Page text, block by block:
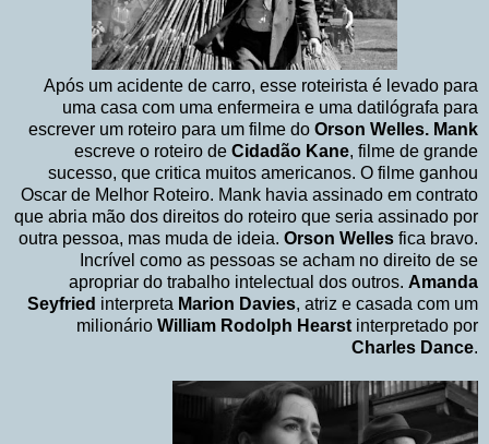
Após um acidente de carro, esse roteirista é levado para
uma casa com uma enfermeira e uma datilógrafa para
escrever um roteiro para um filme do Orson Welles. Mank
escreve o roteiro de Cidadão Kane, filme de grande
sucesso, que critica muitos americanos. O filme ganhou
Oscar de Melhor Roteiro. Mank havia assinado em contrato
que abria mão dos direitos do roteiro que seria assinado por
outra pessoa, mas muda de ideia. Orson Welles fica bravo.
Incrível como as pessoas se acham no direito de se
apropriar do trabalho intelectual dos outros. Amanda
Seyfried interpreta Marion Davies, atriz e casada com um
milionário William Rodolph Hearst interpretado por
Charles Dance.